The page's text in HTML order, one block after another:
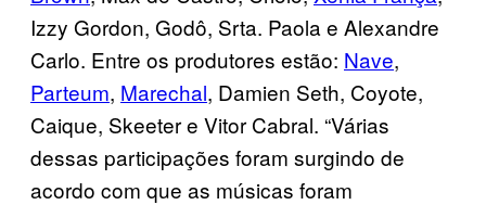
Izzy Gordon, Godô, Srta. Paola e Alexandre
Carlo. Entre os produtores estão: Nave,
Parteum, Marechal, Damien Seth, Coyote,
Caique, Skeeter e Vitor Cabral. “Várias
dessas participações foram surgindo de
acordo com que as músicas foram